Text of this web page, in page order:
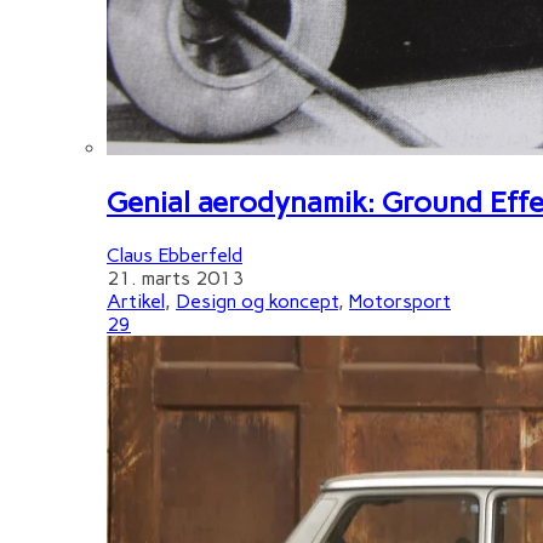
Genial aerodynamik: Ground
Claus Ebberfeld
21. marts 2013
Artikel, Design og koncept, Motorsport
29